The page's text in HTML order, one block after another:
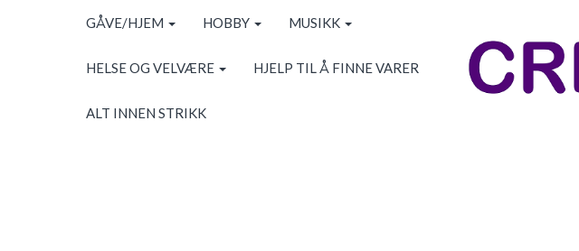
GÅVE/HJEM HOBBY MUSIKK
HELSE OG VELVÆRE HJELP TIL Å FINNE VARER
ALT INNEN STRIKK